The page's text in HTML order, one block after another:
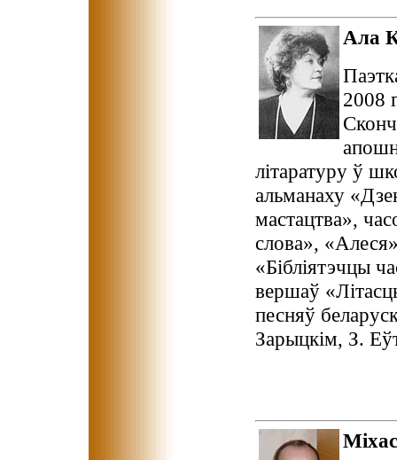
Ала
2008
літаратуру ў
альманаху
мастацтва»,
слова»,
«Бібліятэчцы
вершаў
песняў
Зарыцкім, З.